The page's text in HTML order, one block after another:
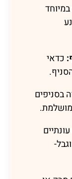
במיוחד
כדאי
בסניפים
מושלמת.